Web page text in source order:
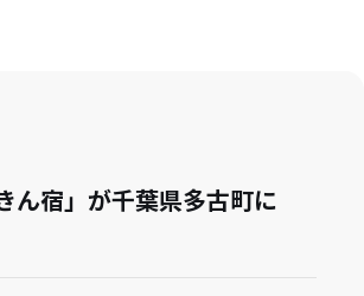
ん宿」が千葉県多古町に